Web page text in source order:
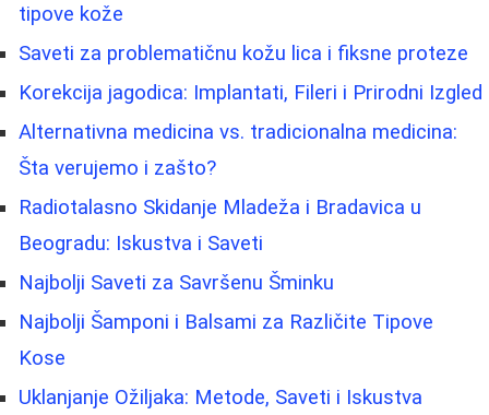
tipove kože
Saveti za problematičnu kožu lica i fiksne proteze
Korekcija jagodica: Implantati, Fileri i Prirodni Izgled
Alternativna medicina vs. tradicionalna medicina:
Šta verujemo i zašto?
Radiotalasno Skidanje Mladeža i Bradavica u
Beogradu: Iskustva i Saveti
Najbolji Saveti za Savršenu Šminku
Najbolji Šamponi i Balsami za Različite Tipove
Kose
Uklanjanje Ožiljaka: Metode, Saveti i Iskustva